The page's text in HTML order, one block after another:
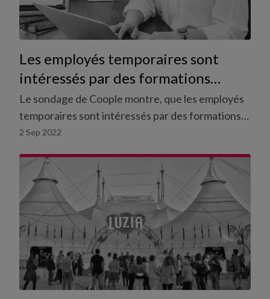
Les employés temporaires sont
intéressés par des formations
continues
Le sondage de Coople montre, que les employés
temporaires sont intéressés par des formations
continues.
2 Sep 2022